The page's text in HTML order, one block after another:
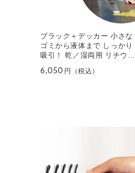
ブラック＋デッカー 小さな
ゴミから液体まで しっかり
吸引！ 乾／湿両用 リチウム
6,050